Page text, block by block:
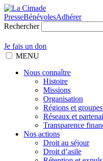
PresseBénévolesAdhérer
Rechercher
Je fais un don
MENU
Nous connaître
Histoire
Missions
Organisation
Régions et
Réseaux et
Transparence
Nos actions
Droit au séjour
Droit d’asile